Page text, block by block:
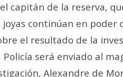
capitán de la reserva,
joyas continúan en poder
el resultado de la
será enviado al
Alexandre de